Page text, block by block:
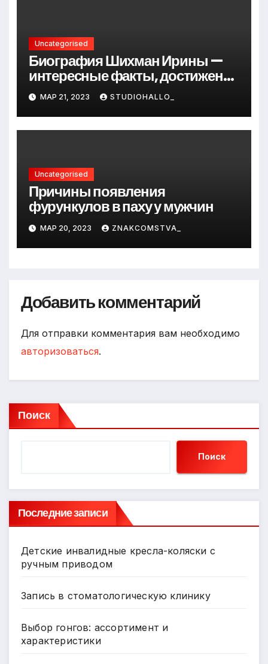
Uncategorised
Биография Шихман Ирины —
интересные факты, достижения
и путь к успеху
МАР 21, 2023 STUDIOHALLO_
Uncategorised
Причины появления
фурункулов в паху у мужчин
МАР 20, 2023 ZNAKCOMSTVA_
Добавить комментарий
Для отправки комментария вам необходимо
авторизоваться.
Поиск
Поиск
Последние записи
Детские инвалидные кресла-коляски с
ручным приводом
Запись в стоматологическую клинику
Выбор гонгов: ассортимент и
характеристики